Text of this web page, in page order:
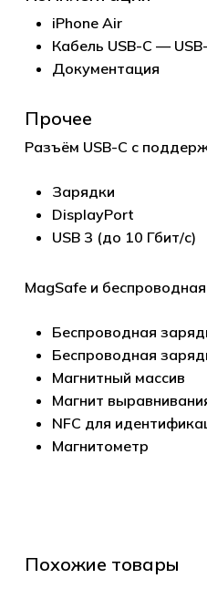
iPhone Air
Кабель USB-C —
Документация
Прочее
Разъём USB-C с
Зарядки
DisplayPort
USB 3 (до 10 Гбит/с)
MagSafe и
Беспроводная
Беспроводная
Магнитный массив
Магнит
NFC для
Магнитометр
Похожие товары